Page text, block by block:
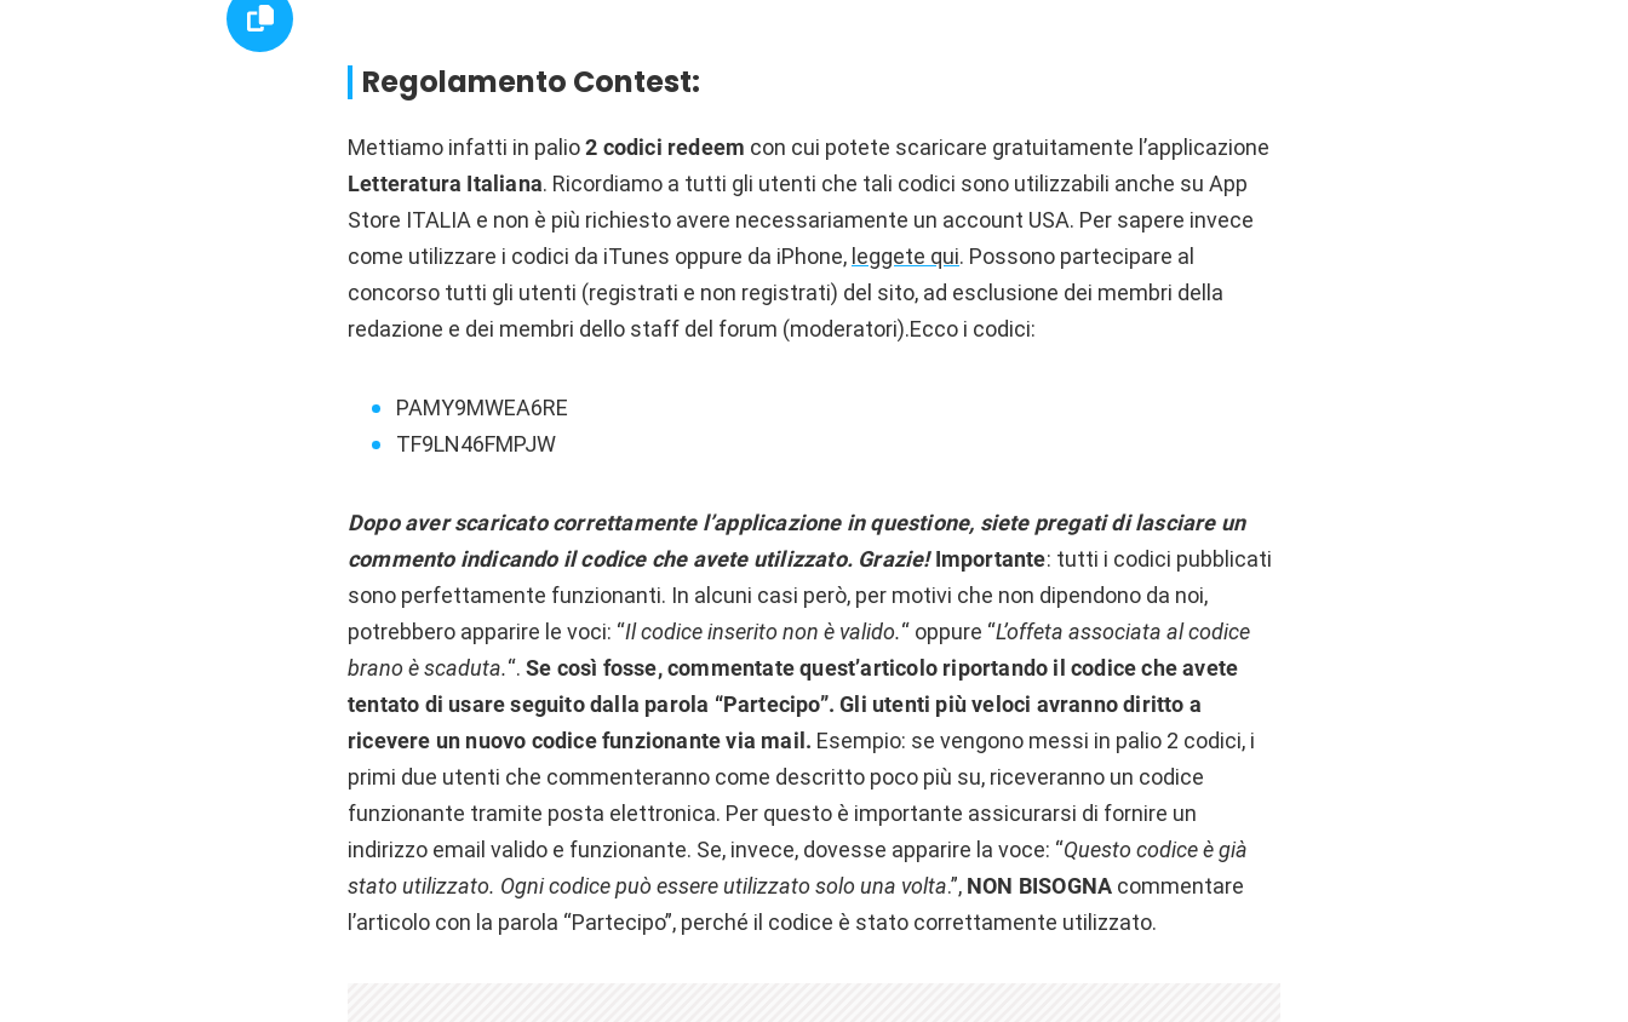
Regolamento Contest:
Mettiamo infatti in palio2 codici redeem con cui potete scaricare gratuitamente l’applicazione
Letteratura Italiana. Ricordiamo a tutti gli utenti che tali codici sono utilizzabili anche su App
Store ITALIA e non è più richiesto avere necessariamente un account USA. Per sapere invece
come utilizzare i codici da iTunes oppure da iPhone, leggete qui. Possono partecipare al
concorso tutti gli utenti (registrati e non registrati) del sito, ad esclusione dei membri della
redazione e dei membri dello staff del forum (moderatori).Ecco i codici:
PAMY9MWEA6RE
TF9LN46FMPJW
Dopo aver scaricato correttamente l’applicazione in questione, siete pregati di lasciare un
commento indicando il codice che avete utilizzato. Grazie! Importante: tutti i codici pubblicati
sono perfettamente funzionanti. In alcuni casi però, per motivi che non dipendono da noi,
potrebbero apparire le voci: “Il codice inserito non è valido.“ oppure “L’offeta associata al codice
brano è scaduta.“. Se così fosse, commentate quest’articolo riportando il codice che avete
tentato di usare seguito dalla parola “Partecipo”. Gli utenti più veloci avranno diritto a
ricevere un nuovo codice funzionante via mail. Esempio: se vengono messi in palio 2 codici, i
primi due utenti che commenteranno come descritto poco più su, riceveranno un codice
funzionante tramite posta elettronica. Per questo è importante assicurarsi di fornire un
indirizzo email valido e funzionante. Se, invece, dovesse apparire la voce: “Questo codice è già
stato utilizzato. Ogni codice può essere utilizzato solo una volta.”, NON BISOGNA commentare
l’articolo con la parola “Partecipo”, perché il codice è stato correttamente utilizzato.